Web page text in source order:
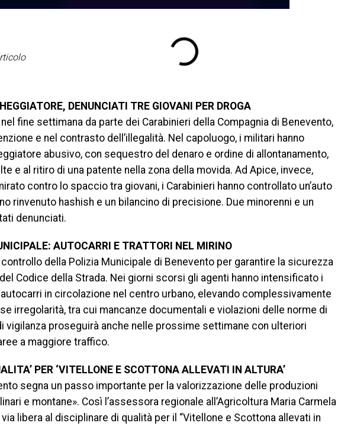
DENUNCIATI TRE GIOVANI PER DROGA
fine settimana da parte dei Carabinieri della Compagnia di Benevento,
e nel contrasto dell’illegalità. Nel capoluogo, i militari hanno
abusivo, con sequestro del denaro e ordine di allontanamento,
e al ritiro di una patente nella zona della movida. Ad Apice, invece,
contro lo spaccio tra giovani, i Carabinieri hanno controllato un’auto
rinvenuto hashish e un bilancino di precisione. Due minorenni e un
denunciati.
AUTOCARRI E TRATTORI NEL MIRINO
della Polizia Municipale di Benevento per garantire la sicurezza
Codice della Strada. Nei giorni scorsi gli agenti hanno intensificato i
in circolazione nel centro urbano, elevando complessivamente
irregolarità, tra cui mancanze documentali e violazioni delle norme di
vigilanza proseguirà anche nelle prossime settimane con ulteriori
a maggiore traffico.
PER ‘VITELLONE E SCOTTONA ALLEVATI IN ALTURA’
segna un passo importante per la valorizzazione delle produzioni
e montane». Così l’assessora regionale all’Agricoltura Maria Carmela
libera al disciplinare di qualità per il “Vitellone e Scottona allevati in